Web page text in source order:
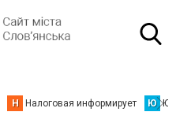
Н Налоговая информирует Ю